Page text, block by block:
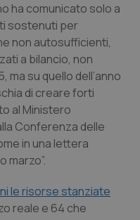
Ulcerosa
neurodegenerative
ha comunicato solo a
sostenuti per
non autosufficienti,
a bilancio, non
ma su quello dell’anno
di creare forti
al Ministero
Conferenza delle
in una lettera
marzo”.
le risorse stanziate
reale e 64 che